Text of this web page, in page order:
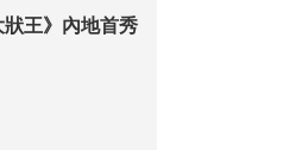
樂劇《大狀王》內地首秀